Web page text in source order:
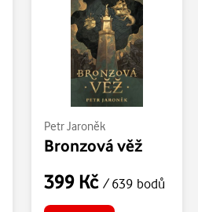
Petr Jaroněk
Bronzová věž
399 Kč / 639 bodů